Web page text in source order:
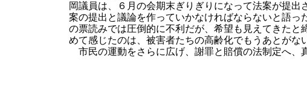
岡議員は、６月の会期末ぎりぎりになって法案が提
案の提出と議論を作っていかなければならないと語
の票読みでは圧倒的に不利だが、希望も見えてきた
めて感じたのは、被害者たちの高齢化でもうあとがな
市民の運動をさらに広げ、謝罪と賠償の法制定へ、